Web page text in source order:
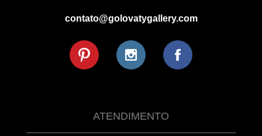
contato@golovatygallery.com
ATENDIMENTO